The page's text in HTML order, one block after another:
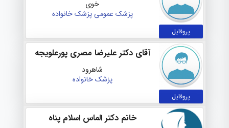
پروفایل
خوی
پزشک عمومیپزشک خانواده
پروفایل
آقای دکتر علیرضا مصری پورعلویجه
شاهرود
پزشک خانواده
خانم دکتر الماس اسلام پناه